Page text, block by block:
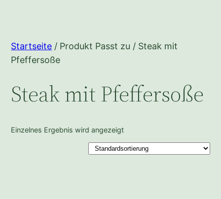
Startseite / Produkt Passt zu / Steak mit
Pfeffersoße
Steak mit Pfeffersoße
Einzelnes Ergebnis wird angezeigt